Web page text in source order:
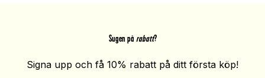
Sugen på rabatt?
Signa upp och få 10% rabatt på ditt första köp!